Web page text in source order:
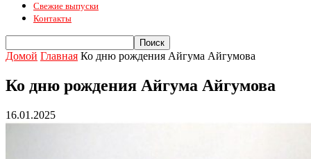
Свежие выпуски
Контакты
Домой Главная Ко дню рождения Айгума Айгумова
Ко дню рождения Айгума Айгумова
16.01.2025